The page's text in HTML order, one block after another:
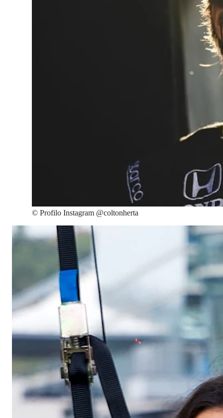
© Profilo Instagram @coltonherta